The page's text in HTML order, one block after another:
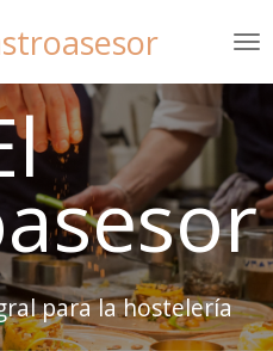
para la hostelería